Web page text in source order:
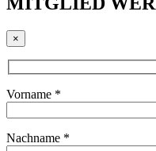
×
Vorname *
Nachname *